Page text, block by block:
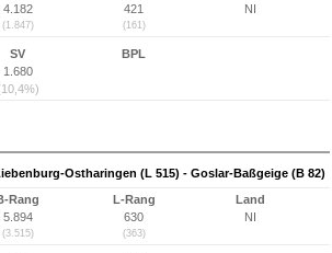
4.182
(1.847)
421
(161)
NI
SV
1.680
BPL
Ostharingen (L 515) - Goslar-Baßgeige (B 82)
Rang
5.894
(3.515)
L-Rang
630
(363)
Land
NI